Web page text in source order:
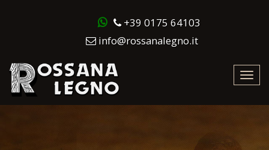
+39 0175 64103
info@rossanalegno.it